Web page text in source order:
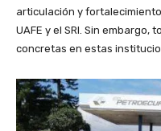
articulación y
UAFE y el SRI. Sin
concretas en estas